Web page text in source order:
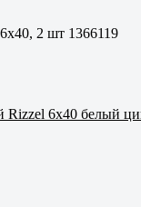
2 шт 1366119